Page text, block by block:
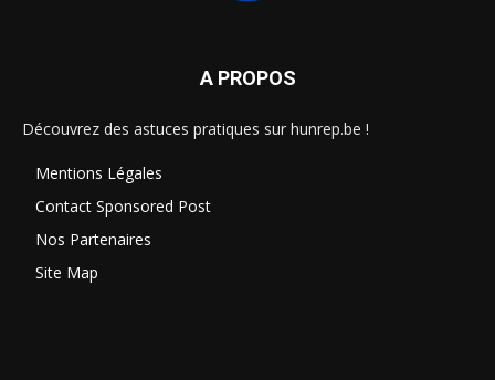
A PROPOS
Découvrez des astuces pratiques sur hunrep.be !
Mentions Légales
Contact Sponsored Post
Nos Partenaires
Site Map